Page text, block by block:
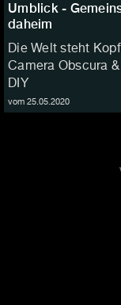
Umblick -
daheim
Die Welt steht
Camera Obscura
DIY
vom 25.05.2020